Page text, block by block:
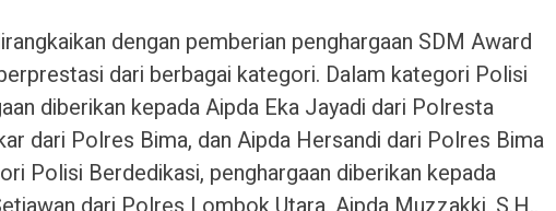
dengan pemberian penghargaan SDM Award
dari berbagai kategori. Dalam kategori Polisi
diberikan kepada Aipda Eka Jayadi dari Polresta
dari Polres Bima, dan Aipda Hersandi dari Polres Bima
Polisi Berdedikasi, penghargaan diberikan kepada